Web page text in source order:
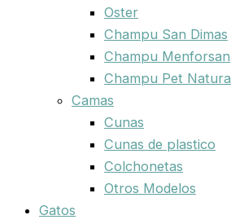
Oster
Champu San Dimas
Champu Menforsan
Champu Pet Natura
Camas
Cunas
Cunas de plastico
Colchonetas
Otros Modelos
Gatos